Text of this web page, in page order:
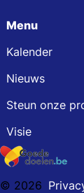
Menu
Kalender
Nieuws
Steun onze
Visie
© 2026